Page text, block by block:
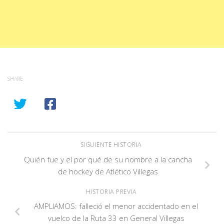
SHARE
SIGUIENTE HISTORIA
Quién fue y el por qué de su nombre a la cancha
de hockey de Atlético Villegas
HISTORIA PREVIA
AMPLIAMOS: falleció el menor accidentado en el
vuelco de la Ruta 33 en General Villegas